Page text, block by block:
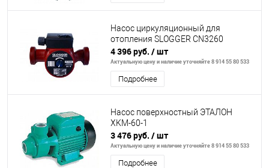
Насос циркуляционный для
отопления SLOGGER CN3260
4 396 руб. / шт
Актуальную цену и наличие уточняйте 8 914 55 80 533
Подробнее
Насос поверхностный ЭТАЛОН
XKM-60-1
3 476 руб. / шт
Актуальную цену и наличие уточняйте 8 914 55 80 533
Подробнее